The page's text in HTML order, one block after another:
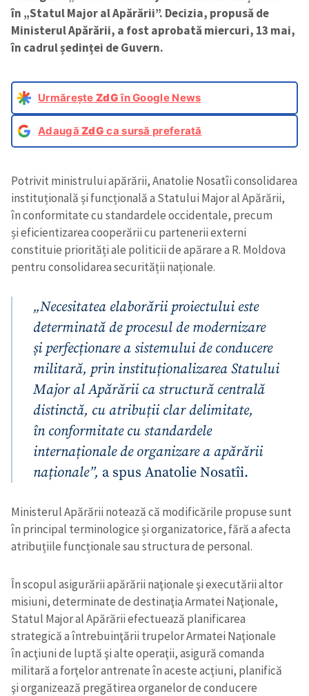
în „Statul Major al Apărării”. Decizia, propusă de
Ministerul Apărării, a fost aprobată miercuri, 13 mai,
în cadrul ședinței de Guvern.
Urmărește ZdGîn Google News
AdaugăZdG ca sursă preferată
Potrivit ministrului apărării, Anatolie Nosatîi consolidarea
instituțională și funcțională a Statului Major al Apărării,
în conformitate cu standardele occidentale, precum
și eficientizarea cooperării cu partenerii externi
constituie priorități ale politicii de apărare a R. Moldova
pentru consolidarea securității naționale.
„Necesitatea elaborării proiectului este
determinată de procesul de modernizare
și perfecționare a sistemului de conducere
militară, prin instituționalizarea Statului
Major al Apărării ca structură centrală
distinctă, cu atribuții clar delimitate,
în conformitate cu standardele
internaționale de organizare a apărării
naționale”, a spus Anatolie Nosatîi.
Ministerul Apărării notează că modificările propuse sunt
în principal terminologice și organizatorice, fără a afecta
atribuțiile funcționale sau structura de personal.
În scopul asigurării apărării naţionale şi executării altor
misiuni, determinate de destinaţia Armatei Naţionale,
Statul Major al Apărării efectuează planificarea
strategică a întrebuinţării trupelor Armatei Naţionale
în acţiuni de luptă şi alte operaţii, asigură comanda
militară a forţelor antrenate în aceste acţiuni, planifică
şi organizează pregătirea organelor de conducere